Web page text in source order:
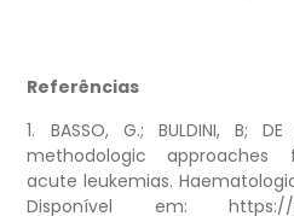
Referências
1. BASSO, G.; BULDINI, B;
methodologic approaches
acute leukemias.
Disponível em: https://